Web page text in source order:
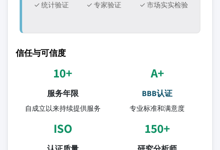
✓ 统计验证
✓ 专家验证 ✓ 市场实实检验
信任与可信度
10+
服务年限
自成立以来持续提供服务
A+
BBB认证
专业标准和满意度
ISO 150+